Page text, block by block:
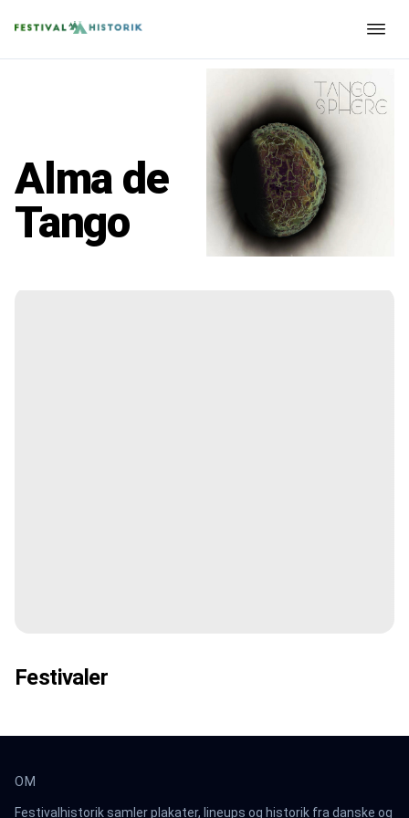
Alma de
Tango
Festivaler
OM
Festivalhistorik samler plakater, lineups og historik fra danske og